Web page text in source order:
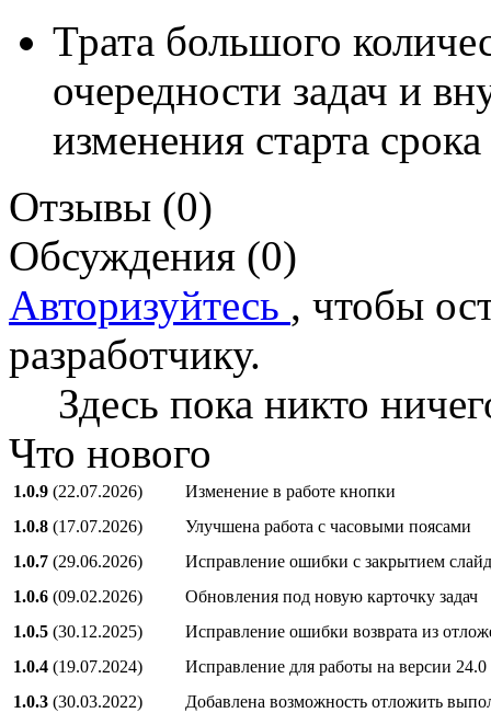
Трата большого
очередности задач и
изменения старта
Отзывы (0)
Обсуждения (0)
Авторизуйтесь , чтобы
разработчику.
Здесь пока никто
Что нового
1.0.9 (22.07.2026)
Изменение в работе кнопки
1.0.8 (17.07.2026)
Улучшена работа с часовыми поясами
1.0.7 (29.06.2026)
Исправление ошибки с закрытием
1.0.6 (09.02.2026)
Обновления под новую карточку задач
1.0.5 (30.12.2025)
Исправление ошибки возврата из
1.0.4 (19.07.2024)
Исправление для работы на версии 24.0
1.0.3 (30.03.2022)
Добавлена возможность отложить